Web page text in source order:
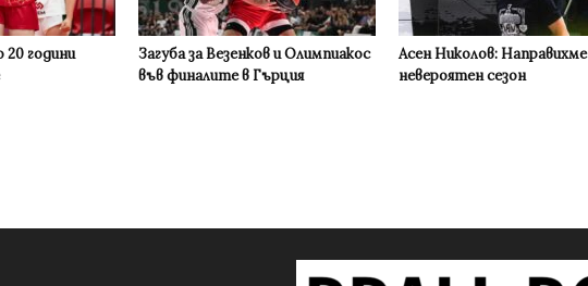
години
Загуба за Везенков и Олимпиакос
във финалите в Гърция
Асен Николов:
невероятен сезон